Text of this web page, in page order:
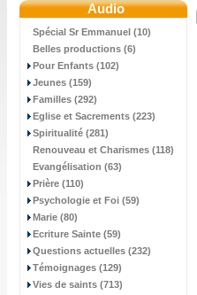
Audio
Spécial Sr Emmanuel (10)
Belles productions (6)
Pour Enfants (102)
Jeunes (159)
Familles (292)
Eglise et Sacrements (223)
Spiritualité (281)
Renouveau et Charismes (118)
Evangélisation (63)
Prière (110)
Psychologie et Foi (59)
Marie (80)
Ecriture Sainte (59)
Questions actuelles (232)
Témoignages (129)
Vies de saints (713)